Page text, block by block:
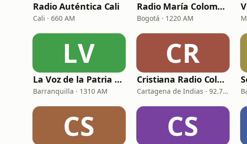
Radio Auténtica Cali
Cali · 660 AM
Radio María Colombia
Bogotá · 1220 AM
LV
La Voz de la Patria Celestial
Barranquilla · 1310 AM
CR
Cristiana Radio Colombia
Cartagena de Indias · 92.7 FM
CS CS